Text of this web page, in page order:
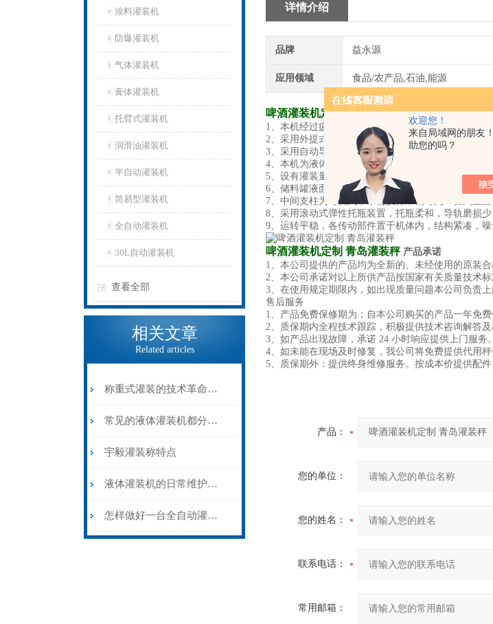
欢迎您！
来自局域网的朋友
助您的吗？
涂料灌装机
防爆灌装机
气体灌装机
膏体灌装机
托臂式灌装机
润滑油灌装机
半自动灌装机
简易型灌装机
全自动灌装机
30L自动灌装机
查看全部
相关文章
Related articles
称重式灌装的技术革命——灌装称在大容量物料计量中的精准应用
常见的液体灌装机都分为哪几类？
宇毅灌装称特点
液体灌装机的日常维护和保养
怎样做好一台全自动灌装机？
详情介绍
品牌 益永源
应用领域 食品/农产品,石油,能源
啤酒灌装机定制 青岛灌装秤介绍
1、本机经过疲劳试验。
2、采用外提式直流阀，灌装时不溢酒，灌装后不滴
3、采用自动导向式定位罩，对瓶口没有损伤，灌装
4、本机为液体定量灌装机，采用量杯定容式灌装，定
5、设有灌装量微调机构，可在一百到七百五毫升范
6、储料罐液面控制机构为浮筒式，结构简单，工作效
7、中间支柱为可调式，不需换件，就可为一百六至三
8、采用滚动式弹性托瓶装置，托瓶柔和，导轨磨损少
9、运转平稳，各传动部件置于机体内，结构紧凑，
啤酒灌装机定制 青岛灌装秤 产品承诺
1、本公司提供的产品均为全新的、未经使用的原装合
2、本公司承诺对以上所供产品按国家有关质量技术
3、在使用规定期限内，如出现质量问题本公司负责上
售后服务
1、产品免费保修期为：自本公司购买的产品一年免费
2、质保期内全程技术跟踪，积极提供技术咨
3、如产品出现故障，承诺 24 小时响应提供上门服务
4、如未能在现场及时修复，我公司将免费提供代用秤
5、质保期外：提供终身维修服务。按成本价提供配件
产品：
您的单位：
您的姓名：
联系电话：
常用邮箱：